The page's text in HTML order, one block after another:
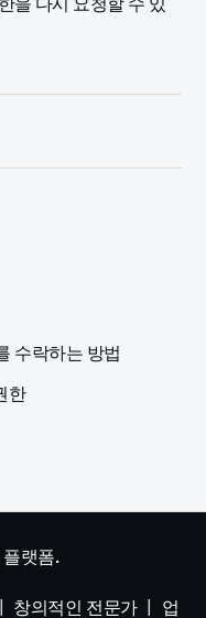
수락하는 방법
한
랫폼.
창의적인 전문가 업